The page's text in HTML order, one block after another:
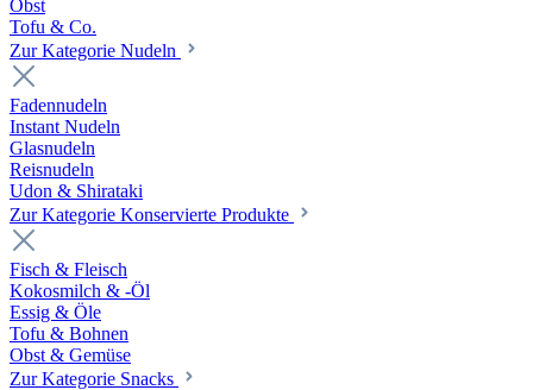
Obst
Tofu & Co.
Zur Kategorie Nudeln
Fadennudeln
Instant Nudeln
Glasnudeln
Reisnudeln
Udon & Shirataki
Zur Kategorie Konservierte Produkte
Fisch & Fleisch
Kokosmilch & -Öl
Essig & Öle
Tofu & Bohnen
Obst & Gemüse
Zur Kategorie Snacks